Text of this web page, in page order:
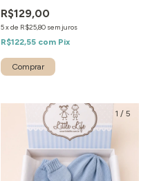
R$129,00
5xde R$25,80 sem juros
R$122,55 com Pix
1 / 5